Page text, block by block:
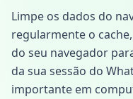
Limpe os dados do
regularmente o
do seu navegador
da sua sessão do
importante em